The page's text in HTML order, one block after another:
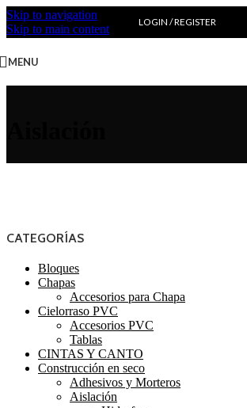
Skip to navigation
Skip to main content
LOGIN / REGISTER
MENU
CATEGORÍAS
Bloques
Chapas
Accesorios para Chapa
Cielorraso PVC
Accesorios PVC
Tablas
CINTAS Y CANTO
Construcción en seco
Adhesivos y Morteros
Aislación